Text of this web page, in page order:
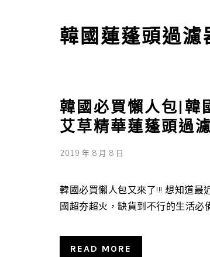
韓國蓮蓬頭過濾
韓國必買懶人包|韓
艾草精華蓮蓬頭過
2019 年 8 月 8 日
韓國必買懶人包又來了!!! 想知道
國超夯超火，缺貨到不行的生活必
READ MORE